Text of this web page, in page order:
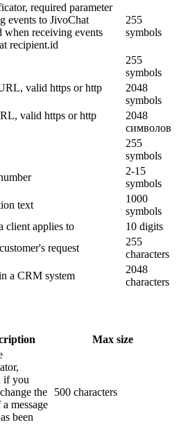
required parameter
events to JivoChat
when receiving events
recipient.id
255
symbols
255
symbols
valid https or http
2048
symbols
valid https or http
2048
символов
255
symbols
2-15
symbols
text
1000
symbols
client applies to
10 digits
request
255
characters
a CRM system
2048
characters
Max size
if you
the
message
been
500 characters